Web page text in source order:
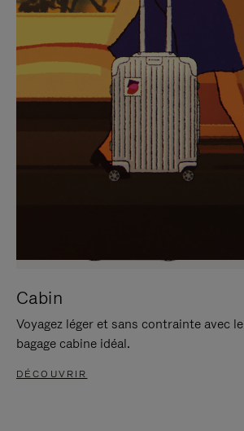
SUR
POUR
METTRE
PAUSE
VEUILLEZ
CLIQUER
POUR
RÉACTIVER
LE
SON
Cabin
Voyagez léger et sans contrainte avec le
bagage cabine idéal.
DÉCOUVRIR